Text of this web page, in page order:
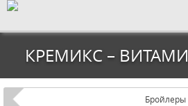
КРЕМИКС –
Бройлеры